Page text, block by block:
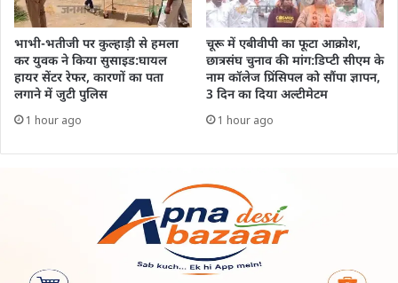
भाभी-भतीजी पर कुल्हाड़ी से हमला
कर युवक ने किया सुसाइड:घायल
हायर सेंटर रेफर, कारणों का पता
लगाने में जुटी पुलिस
1 hour ago
चूरू में एबीवीपी का फूटा आक्रोश,
छात्रसंघ चुनाव की मांग:डिप्टी सीएम के
नाम कॉलेज प्रिंसिपल को सौंपा ज्ञापन,
3 दिन का दिया अल्टीमेटम
1 hour ago